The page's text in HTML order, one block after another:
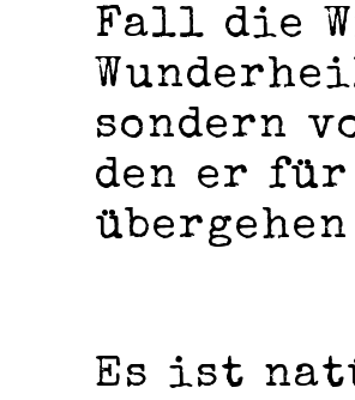
Fall die
sondern
den er
Es ist